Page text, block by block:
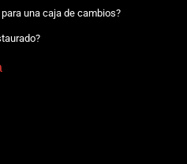
una caja de cambios?